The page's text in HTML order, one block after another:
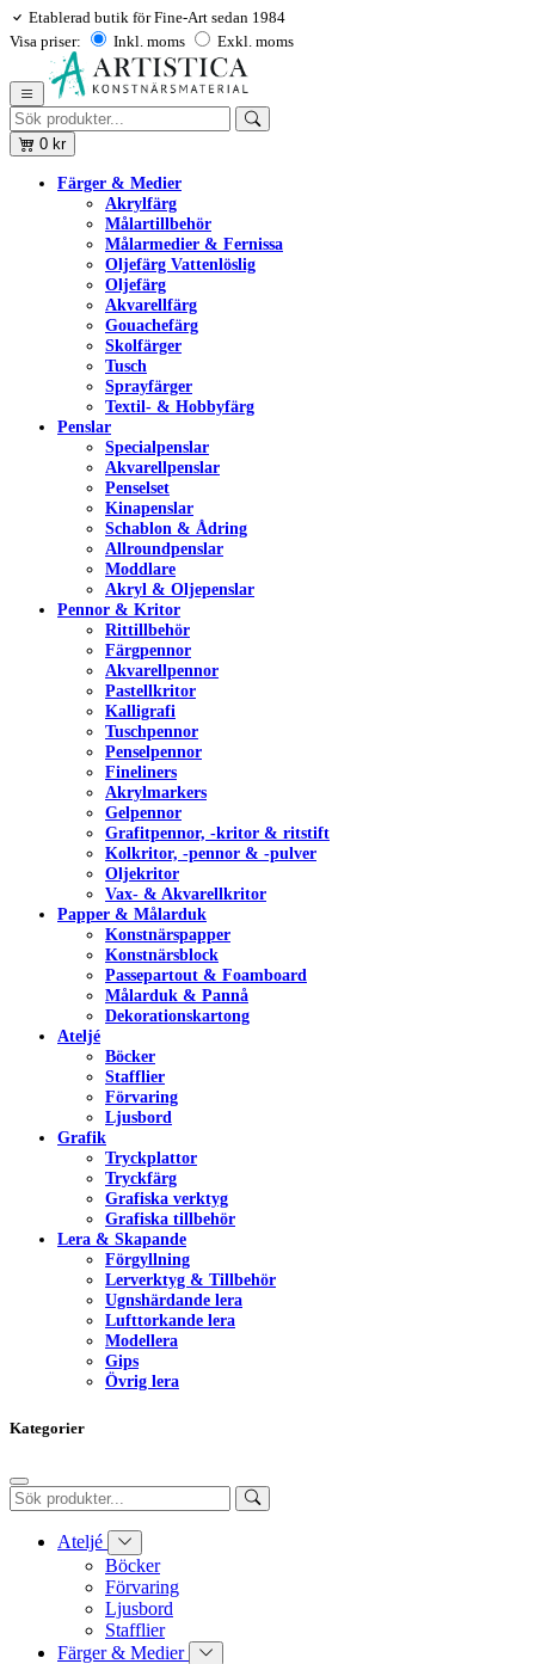
Etablerad butik för Fine-Art sedan 1984
Visa priser:
Inkl. moms Exkl. moms
0 kr
Färger & Medier
Akrylfärg
Målartillbehör
Målarmedier & Fernissa
Oljefärg Vattenlöslig
Oljefärg
Akvarellfärg
Gouachefärg
Skolfärger
Tusch
Sprayfärger
Textil- & Hobbyfärg
Penslar
Specialpenslar
Akvarellpenslar
Penselset
Kinapenslar
Schablon & Ådring
Allroundpenslar
Moddlare
Akryl & Oljepenslar
Pennor & Kritor
Rittillbehör
Färgpennor
Akvarellpennor
Pastellkritor
Kalligrafi
Tuschpennor
Penselpennor
Fineliners
Akrylmarkers
Gelpennor
Grafitpennor, -kritor & ritstift
Kolkritor, -pennor & -pulver
Oljekritor
Vax- & Akvarellkritor
Papper & Målarduk
Konstnärspapper
Konstnärsblock
Passepartout & Foamboard
Målarduk & Pannå
Dekorationskartong
Ateljé
Böcker
Stafflier
Förvaring
Ljusbord
Grafik
Tryckplattor
Tryckfärg
Grafiska verktyg
Grafiska tillbehör
Lera & Skapande
Förgyllning
Lerverktyg & Tillbehör
Ugnshärdande lera
Lufttorkande lera
Modellera
Gips
Övrig lera
Kategorier
Ateljé
Böcker
Förvaring
Ljusbord
Stafflier
Färger & Medier